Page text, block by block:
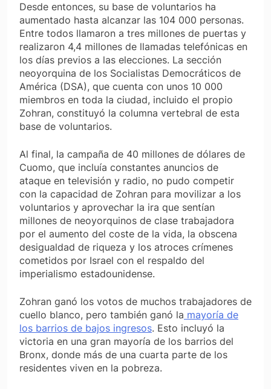
Desde entonces, su base de voluntarios ha
aumentado hasta alcanzar las 104 000 personas.
Entre todos llamaron a tres millones de puertas y
realizaron 4,4 millones de llamadas telefónicas en
los días previos a las elecciones. La sección
neoyorquina de los Socialistas Democráticos de
América (DSA), que cuenta con unos 10 000
miembros en toda la ciudad, incluido el propio
Zohran, constituyó la columna vertebral de esta
base de voluntarios.
Al final, la campaña de 40 millones de dólares de
Cuomo, que incluía constantes anuncios de
ataque en televisión y radio, no pudo competir
con la capacidad de Zohran para movilizar a los
voluntarios y aprovechar la ira que sentían
millones de neoyorquinos de clase trabajadora
por el aumento del coste de la vida, la obscena
desigualdad de riqueza y los atroces crímenes
cometidos por Israel con el respaldo del
imperialismo estadounidense.
Zohran ganó los votos de muchos trabajadores de
cuello blanco, pero también ganó la mayoría de
los barrios de bajos ingresos. Esto incluyó la
victoria en una gran mayoría de los barrios del
Bronx, donde más de una cuarta parte de los
residentes viven en la pobreza.